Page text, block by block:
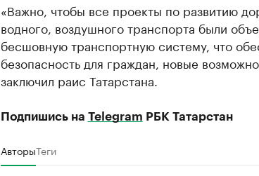
«Важно, чтобы все проекты по развитию
водного, воздушного транспорта были
бесшовную транспортную систему, что
безопасность для граждан, новые
заключил раис Татарстана.
Подпишись на Telegram РБК Татарстан
АвторыТеги